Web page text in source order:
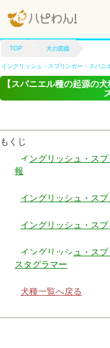
TOP 犬の図鑑
イングリッシュ・スプリンガー・スパニ
【スパニエル種の起源の
もくじ
イングリッシュ・ス
報
イングリッシュ・ス
イングリッシュ・ス
イングリッシュ・ス
スタグラマー
犬種一覧へ戻る